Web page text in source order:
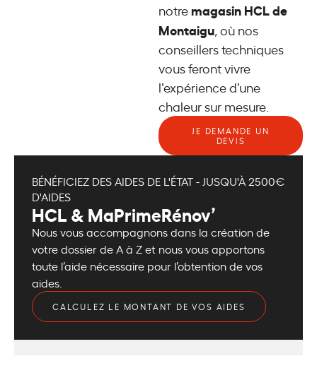
notremagasin HCL de
Montaigu, où nos
conseillers techniques
vous feront vivre
l’expérience d’une
chaleur sur mesure.
JE DEMANDE UN
DEVIS
BÉNÉFICIEZ DES AIDES DE L'ÉTAT - JUSQU'À 2500€
D'AIDES
HCL & MaPrimeRénov’
Nous vous accompagnons dans la création de
votre dossier de A à Z et nous vous apportons
toute l’aide nécessaire pour l’obtention de vos
aides.
CALCULEZ LE MONTANT DE VOS AIDES